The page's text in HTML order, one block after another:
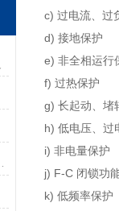
c) 过电流、过
d) 接地保护
e) 非全相运行
f) 过热保护
g) 长起动、堵
h) 低电压、过
i) 非电量保护
j) F-C 闭锁功
k) 低频率保护